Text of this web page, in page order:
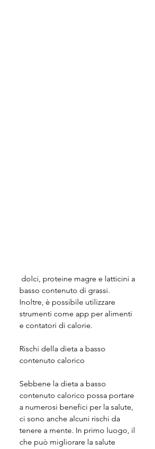
basso contenuto di grassi.
Inoltre, è possibile utilizzare
strumenti come app per alimenti
e contatori di calorie.
Rischi della dieta a basso
contenuto calorico
Sebbene la dieta a basso
contenuto calorico possa portare
a numerosi benefici per la salute,
ci sono anche alcuni rischi da
tenere a mente. In primo luogo, il
che può migliorare la salute